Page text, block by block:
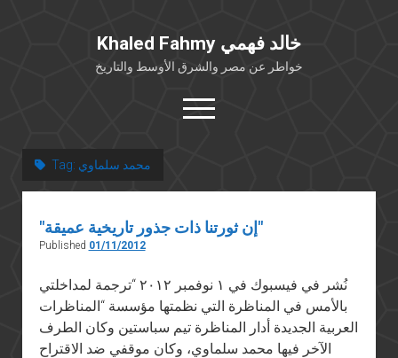
Khaled Fahmy خالد فهمي
خواطر عن مصر والشرق الأوسط والتاريخ
open
menu
كتابات أكاديمية
بوستات من فيسبوك
مقابلات في الإعلام
Languages
Tag: محمد سلماوي
"إن ثورتنا ذات جذور تاريخية عميقة"
Published 01/11/2012
نُشر في فيسبوك في ١ نوفمبر ٢٠١٢ “ترجمة لمداخلتي
بالأمس في المناظرة التي نظمتها مؤسسة “المناظرات
العربية الجديدة أدار المناظرة تيم سباستين وكان الطرف
الآخر فيها محمد سلماوي، وكان موقفي ضد الاقتراح